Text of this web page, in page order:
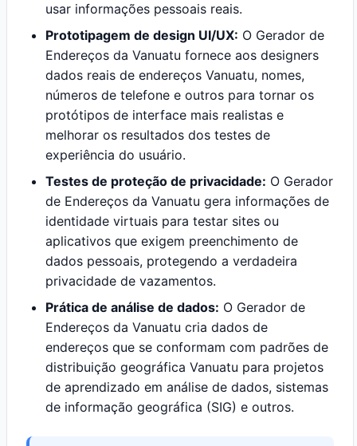
usar informações pessoais reais.
Prototipagem de design UI/UX: O Gerador de
Endereços da Vanuatu fornece aos designers
dados reais de endereços Vanuatu, nomes,
números de telefone e outros para tornar os
protótipos de interface mais realistas e
melhorar os resultados dos testes de
experiência do usuário.
Testes de proteção de privacidade: O Gerador
de Endereços da Vanuatu gera informações de
identidade virtuais para testar sites ou
aplicativos que exigem preenchimento de
dados pessoais, protegendo a verdadeira
privacidade de vazamentos.
Prática de análise de dados: O Gerador de
Endereços da Vanuatu cria dados de
endereços que se conformam com padrões de
distribuição geográfica Vanuatu para projetos
de aprendizado em análise de dados, sistemas
de informação geográfica (SIG) e outros.